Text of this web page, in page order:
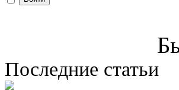
Последние статьи